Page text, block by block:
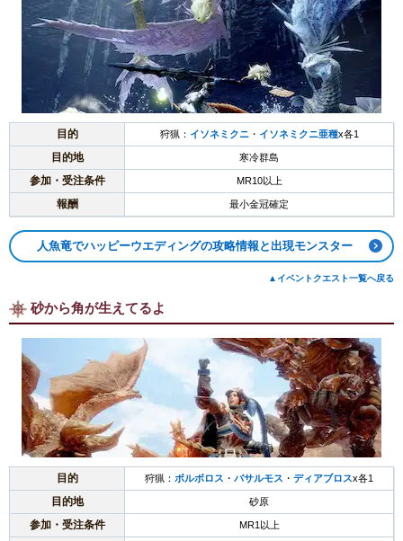
目的 狩猟： イソネミクニ・ イソネミクニ亜種x各1
目的地 寒冷群島
参加・受注条件 MR10以上
報酬 最小金冠確定
人魚竜でハッピーウエディングの攻略情報と出現モンスター
▲イベントクエスト一覧へ戻る
砂から角が生えてるよ
目的 狩猟： ボルボロス ・ バサルモス ・ ディアブロスx各1
目的地 砂原
参加・受注条件 MR1以上